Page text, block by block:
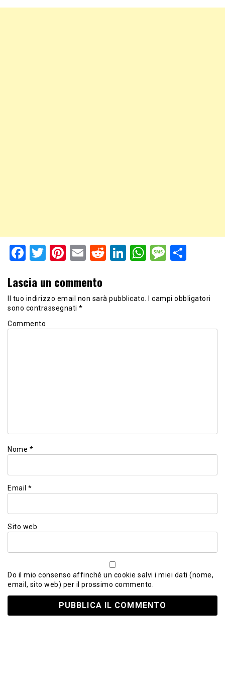
Facebook
Twitter
Pinterest
EmailRedditLinkedIn
WhatsApp
Lascia un commento
Il tuo indirizzo email non sarà pubblicato. I campi obbligatori
sono contrassegnati *
Commento
Nome *
Email *
Sito web
Do il mio consenso affinché un cookie salvi i miei dati (nome,
email, sito web) per il prossimo commento.